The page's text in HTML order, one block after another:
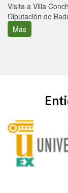
Visita a Villa
Diputación de
Más